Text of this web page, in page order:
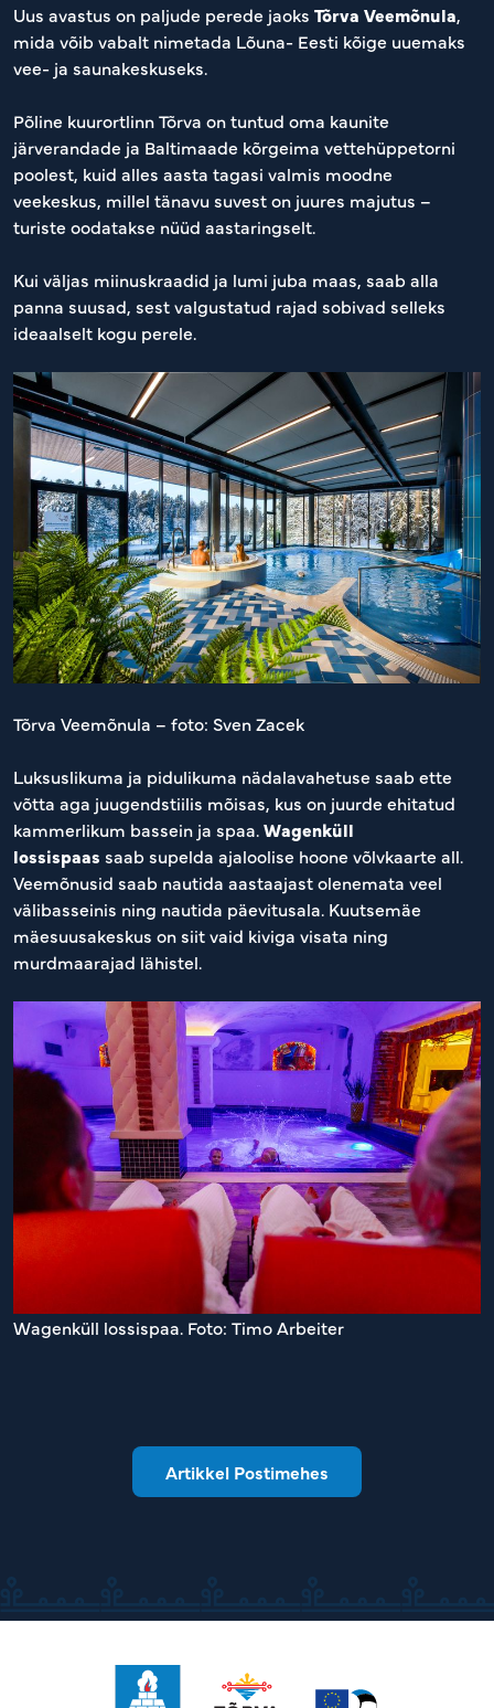
Uus avastus on paljude perede jaoks Tõrva Veemõnula,
mida võib vabalt nimetada Lõuna- Eesti kõige uuemaks
vee- ja saunakeskuseks.
Põline kuurortlinn Tõrva on tuntud oma kaunite
järverandade ja Baltimaade kõrgeima vettehüppetorni
poolest, kuid alles aasta tagasi valmis moodne
veekeskus, millel tänavu suvest on juures majutus –
turiste oodatakse nüüd aastaringselt.
Kui väljas miinuskraadid ja lumi juba maas, saab alla
panna suusad, sest valgustatud rajad sobivad selleks
ideaalselt kogu perele.
Tõrva Veemõnula – foto: Sven Zacek
Luksuslikuma ja pidulikuma nädalavahetuse saab ette
võtta aga juugendstiilis mõisas, kus on juurde ehitatud
kammerlikum bassein ja spaa.Wagenküll
lossispaas saab supelda ajaloolise hoone võlvkaarte all.
Veemõnusid saab nautida aastaajast olenemata veel
välibasseinis ning nautida päevitusala. Kuutsemäe
mäesuusakeskus on siit vaid kiviga visata ning
murdmaarajad lähistel.
Wagenküll lossispaa. Foto: Timo Arbeiter
Artikkel Postimehes